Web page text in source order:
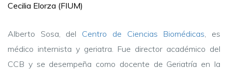
Cecilia Elorza (FIUM)
Alberto Sosa, del Centro de Ciencias Biomédicas, es
médico internista y geriatra. Fue director académico del
CCB y se desempeña como docente de Geriatría en la